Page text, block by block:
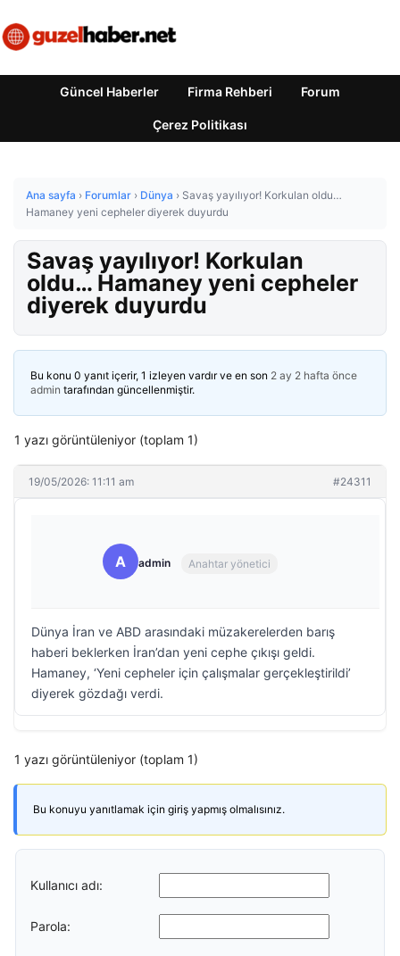
Güncel Haberler Firma Rehberi Forum
Çerez Politikası
Ana sayfa › Forumlar › Dünya › Savaş yayılıyor! Korkulan oldu…
Hamaney yeni cepheler diyerek duyurdu
Savaş yayılıyor! Korkulan
oldu… Hamaney yeni cepheler
diyerek duyurdu
Bu konu 0 yanıt içerir, 1 izleyen vardır ve en son 2 ay 2 hafta önce
admin tarafından güncellenmiştir.
1 yazı görüntüleniyor (toplam 1)
19/05/2026: 11:11 am #24311
A admin Anahtar yönetici
Dünya İran ve ABD arasındaki müzakerelerden barış
haberi beklerken İran’dan yeni cephe çıkışı geldi.
Hamaney, ‘Yeni cepheler için çalışmalar gerçekleştirildi’
diyerek gözdağı verdi.
1 yazı görüntüleniyor (toplam 1)
Bu konuyu yanıtlamak için giriş yapmış olmalısınız.
Kullanıcı adı:
Parola: